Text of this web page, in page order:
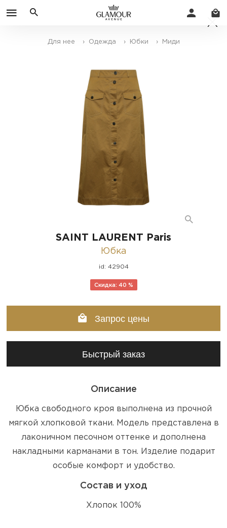
Для нее › Одежда › Юбки › Миди
SAINT LAURENT Paris
Юбка
id: 42904
Скидка: 40 %
Запрос цены
Быстрый заказ
Описание
Юбка свободного кроя выполнена из прочной
мягкой хлопковой ткани. Модель представлена в
лаконичном песочном оттенке и дополнена
накладными карманами в тон. Изделие подарит
особые комфорт и удобство.
Состав и уход
Хлопок 100%